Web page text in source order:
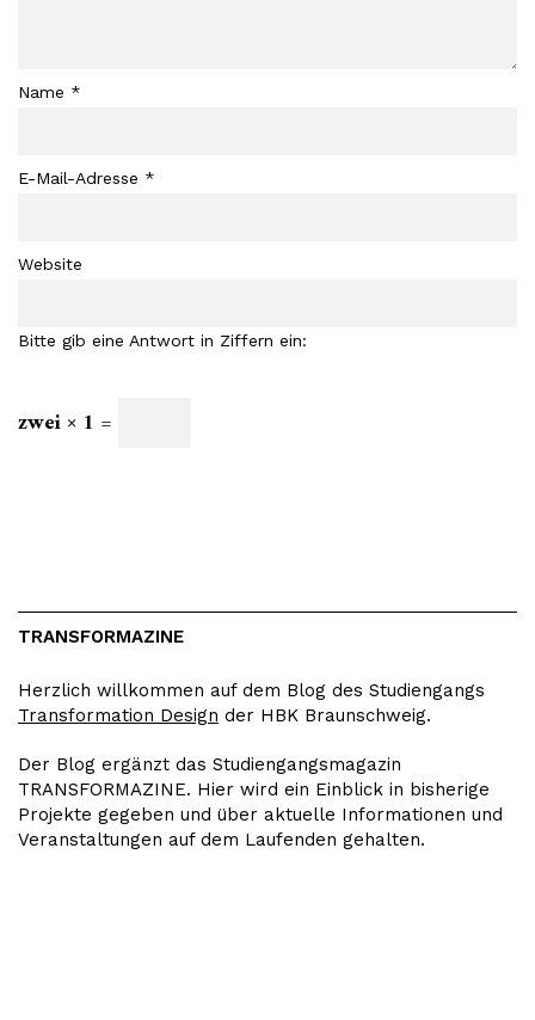
Name *
E-Mail-Adresse *
Website
Bitte gib eine Antwort in Ziffern ein:
zwei × 1 =
TRANSFORMAZINE
Herzlich willkommen auf dem Blog des Studiengangs
Transformation Design der HBK Braunschweig.
Der Blog ergänzt das Studiengangsmagazin
TRANSFORMAZINE. Hier wird ein Einblick in bisherige
Projekte gegeben und über aktuelle Informationen und
Veranstaltungen auf dem Laufenden gehalten.